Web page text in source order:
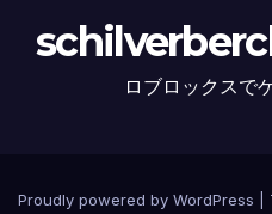
ロブロックスで
Proudly powered by WordPress